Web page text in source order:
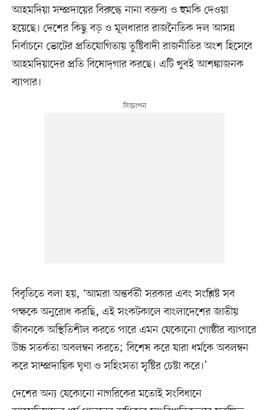
আহমদিয়া সম্প্রদায়ের বিরুদ্ধে নানা বক্তব্য ও হুমকি দেওয়া
হয়েছে। দেশের কিছু বড় ও মূলধারার রাজনৈতিক দল আসন্ন
নির্বাচনে ভোটের প্রতিযোগিতায় তুষ্টিবাদী রাজনীতির অংশ হিসেবে
আহমদিয়াদের প্রতি বিষোদ্‌গার করছে। এটি খুবই আশঙ্কাজনক
ব্যাপার।
বিবৃতিতে বলা হয়, ‘আমরা অন্তর্বর্তী সরকার এবং সংশ্লিষ্ট সব
পক্ষকে অনুরোধ করছি, এই সংকটকালে বাংলাদেশের জাতীয়
জীবনকে অস্থিতিশীল করতে পারে এমন যেকোনো গোষ্ঠীর ব্যাপারে
উচ্চ সতর্কতা অবলম্বন করতে; বিশেষ করে যারা ধর্মকে অবলম্বন
করে সাম্প্রদায়িক ঘৃণা ও সহিংসতা সৃষ্টির চেষ্টা করে।’
দেশের অন্য যেকোনো নাগরিকের মতোই সংবিধানে